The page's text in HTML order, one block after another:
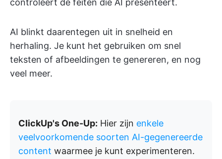
controleert de feiten die AI presenteert.
AI blinkt daarentegen uit in snelheid en
herhaling. Je kunt het gebruiken om snel
teksten of afbeeldingen te genereren, en nog
veel meer.
ClickUp's One-Up: Hier zijn enkele
veelvoorkomende soorten AI-gegenereerde
content waarmee je kunt experimenteren.